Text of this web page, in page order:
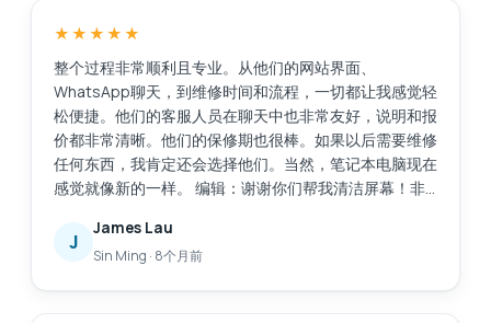
★★★★★
整个过程非常顺利且专业。从他们的网站界面、
WhatsApp聊天，到维修时间和流程，一切都让我感觉轻
松便捷。他们的客服人员在聊天中也非常友好，说明和报
价都非常清晰。他们的保修期也很棒。如果以后需要维修
任何东西，我肯定还会选择他们。当然，笔记本电脑现在
感觉就像新的一样。 编辑：谢谢你们帮我清洁屏幕！非
J
James Lau
Sin Ming · 8个月前